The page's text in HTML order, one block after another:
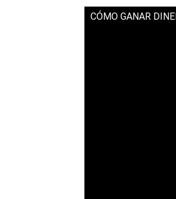
CÓMO GANAR